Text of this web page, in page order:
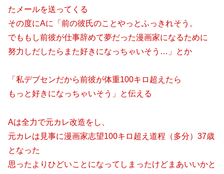
たメールを送ってくる
その度にAに「前の彼氏のことやっとふっきれそう。
でももし前彼が仕事辞めて夢だった漫画家になるために
努力しだしたらまた好きになっちゃいそう…」とか
「私デブセンだから前彼が体重100キロ超えたら
もっと好きになっちゃいそう」と伝える
Aは全力で元カレ改造をし、
元カレは見事に漫画家志望100キロ超え道程（多分）37歳
となった
思ったよりひどいことになってしまったけどまあいいかと